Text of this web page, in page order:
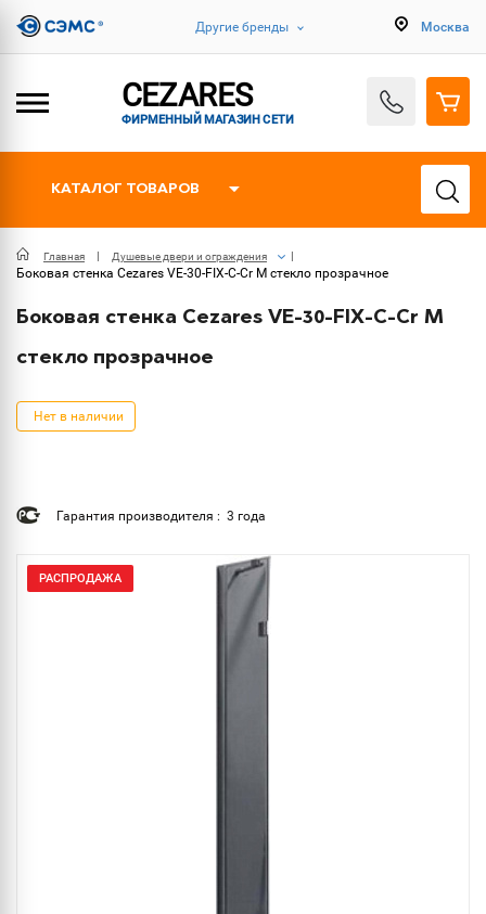
Другие бренды Москва
CEZARES
ФИРМЕННЫЙ МАГАЗИН СЕТИ
КАТАЛОГ ТОВАРОВ
Главная Душевые двери и ограждения
Боковая стенка Cezares VE-30-FIX-C-Cr M стекло прозрачное
Боковая стенка Cezares VE-30-FIX-C-Cr M
стекло прозрачное
Нет в наличии
Гарантия производителя : 3 года
РАСПРОДАЖА